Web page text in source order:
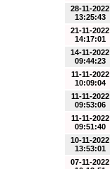
28-11-2022
13:25:43
21-11-2022
14:17:01
14-11-2022
09:44:23
11-11-2022
10:09:04
11-11-2022
09:53:06
11-11-2022
09:51:40
10-11-2022
13:53:01
07-11-2022